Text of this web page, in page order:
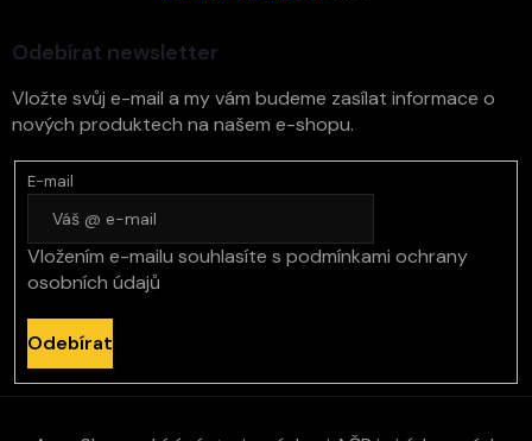
Odebírat newsletter
Vložte svůj e-mail a my vám budeme zasílat informace o
nových produktech na našem e-shopu.
E-mail
Vložením e-mailu souhlasíte s podmínkami ochrany
osobních údajů
Odebírat